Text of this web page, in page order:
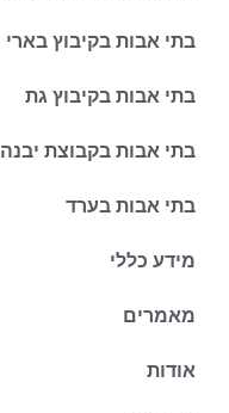
בתי אבות בקיבוץ בארי
בתי אבות בקיבוץ גת
בתי אבות בקבוצת יבנה
בתי אבות בערד
מידע כללי
מאמרים
אודות